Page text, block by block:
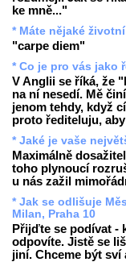
ke mně..."
* Máte nějaké
"carpe diem"
* Co je pro vás jako
V Anglii se říká, že
na ní nesedí. Mě
jenom tehdy, když
proto řediteluju,
* Jaké je vaše
Maximálně
toho plynoucí
u nás zažil
* Jak se odlišuje
Milan, Praha 10
Přijďte se podívat -
odpovíte. Jistě se
jiní. Chceme být sví